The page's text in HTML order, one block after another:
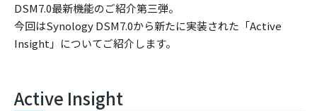
DSM7.0最新機能のご紹介第三弾。
今回はSynology DSM7.0から新たに実装された「Active
Insight」についてご紹介します。
Active Insight